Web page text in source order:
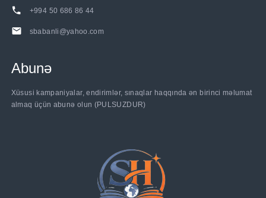
+994 50 686 86 44
sbabanli@yahoo.com
Abunə
Xüsusi kampaniyalar, endirimlər, sınaqlar haqqında ən birinci məlumat
almaq üçün abunə olun (PULSUZDUR)